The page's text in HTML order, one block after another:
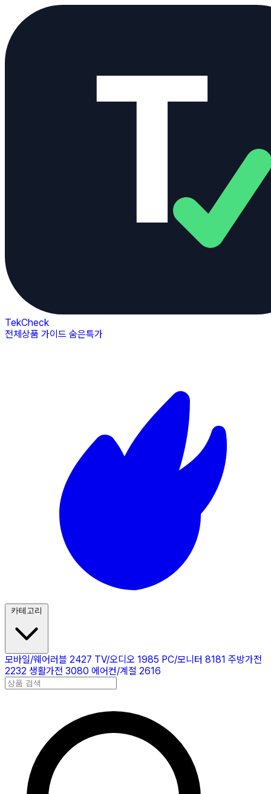
TekCheck
전체상품 가이드 숨은특가
카테고리
모바일/웨어러블 2427 TV/오디오 1985 PC/모니터 8181 주방가전
2232 생활가전 3080 에어컨/계절 2616